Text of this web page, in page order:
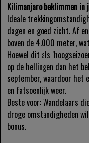
Kilimanjaro beklimmen
Ideale
dagen en goed zicht. Af
boven de 4.000 meter,
Hoewel dit als
op de hellingen dan het
september, waardoor het
en fatsoenlijk weer.
Beste voor: Wandelaars
droge omstandigheden
bonus.